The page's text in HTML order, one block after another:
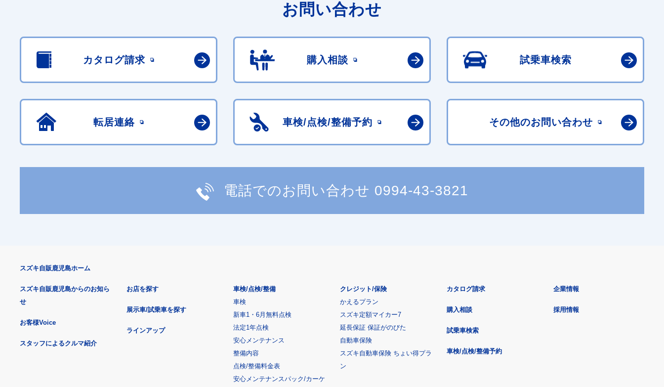
お問い合わせ
カタログ請求 購入相談 試乗車検索
転居連絡 車検/点検/整備予約 その他のお問い合わせ
電話でのお問い合わせ 0994-43-3821
スズキ自販鹿児島ホーム
スズキ自販鹿児島からのお知ら
せ
お客様Voice
スタッフによるクルマ紹介
お店を探す
展示車/試乗車を探す
ラインアップ
車検/点検/整備
車検
新車1・6月無料点検
法定1年点検
安心メンテナンス
整備内容
点検/整備料金表
安心メンテナンスパック/カーケ
クレジット/保険
かえるプラン
スズキ定額マイカー7
延長保証 保証がのびた
自動車保険
スズキ自動車保険 ちょい得プラ
ン
カタログ請求
購入相談
試乗車検索
車検/点検/整備予約
企業情報
採用情報